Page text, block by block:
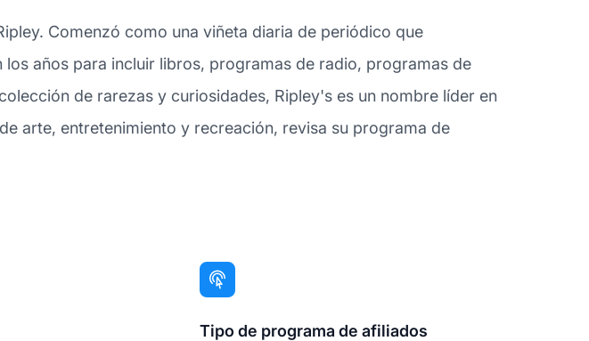
Comenzó como una viñeta diaria de periódico que
años para incluir libros, programas de radio, programas de
de rarezas y curiosidades, Ripley's es un nombre líder en
arte, entretenimiento y recreación, revisa su programa de
Tipo de programa de afiliados